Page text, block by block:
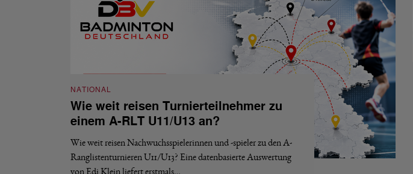
NATIONAL
Wie weit reisen Turnierteilnehmer zu
einem A-RLT U11/U13 an?
Wie weit reisen Nachwuchsspielerinnen und -spieler zu den A-
Ranglistenturnieren U11/U13? Eine datenbasierte Auswertung
von Edi Klein liefert erstmals…